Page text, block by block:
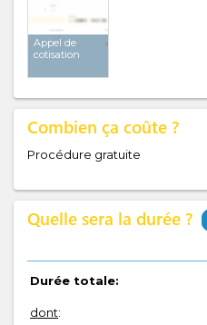
Appel de
cotisation
Combien ça coûte ?
Procédure gratuite
Quelle sera la durée ?
Durée totale:
dont: